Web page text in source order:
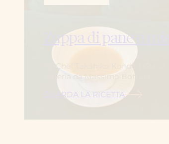
Zuppa di pane e miso
By Chef Takahiko Kondo | Gucci
Osteria da Massimo Bottura